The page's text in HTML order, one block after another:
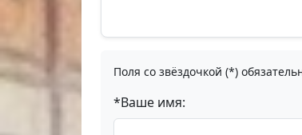
Поля со звёздочкой (*)
*Ваше имя: